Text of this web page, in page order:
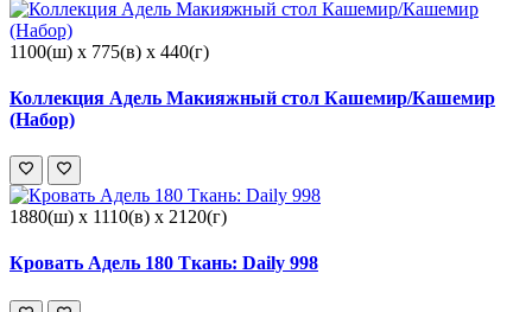
1100(ш) x 775(в) x 440(г)
Коллекция Адель Макияжный стол Кашемир/Кашемир
(Набор)
1880(ш) x 1110(в) x 2120(г)
Кровать Адель 180 Ткань: Daily 998